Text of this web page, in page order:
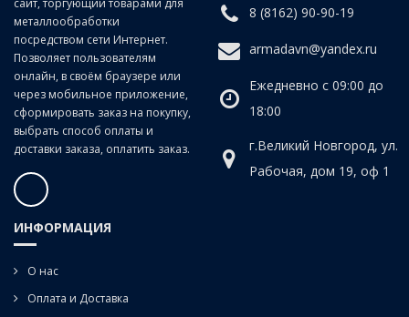
сайт, торгующий товарами для
металлообработки
посредством сети Интернет.
Позволяет пользователям
онлайн, в своём браузере или
через мобильное приложение,
сформировать заказ на покупку,
выбрать способ оплаты и
доставки заказа, оплатить заказ.
8 (8162) 90-90-19
armadavn@yandex.ru
Ежедневно с 09:00 до
18:00
г.Великий Новгород, ул.
Рабочая, дом 19, оф 1
ИНФОРМАЦИЯ
О нас
Оплата и Доставка